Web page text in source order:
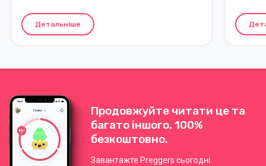
розвитку плоду під час вагітності. Якщо під
час вагітності у вас низький рівень фолієвої
кислоти в крові, у вас підвищений ризик
кислоту.
Детальніше
Продовжуйте читати це та
багато іншого. 100%
безкоштовно.
Завантажте Preggers сьогодні.